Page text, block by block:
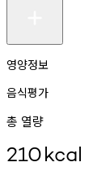
영양정보
음식평가
총 열량
210kcal